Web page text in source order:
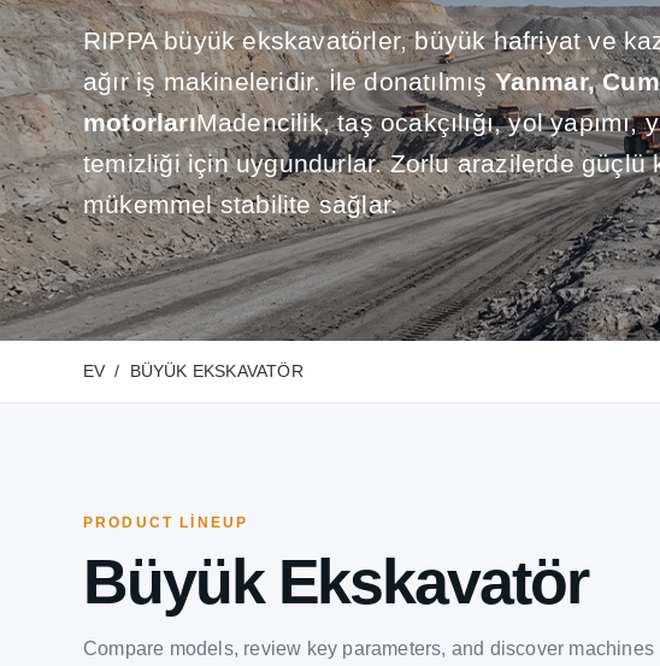
RIPPA büyük ekskavatörler, büyük hafriyat ve
ağır iş makineleridir. İle donatılmışYanmar,
motorlarıMadencilik, taş ocakçılığı, yol yapımı,
temizliği için uygundurlar. Zorlu arazilerde güçlü
mükemmel stabilite sağlar.
EV BÜYÜK EKSKAVATÖR
PRODUCT LINEUP
Büyük Ekskavatör
Compare models, review key parameters, and discover machines